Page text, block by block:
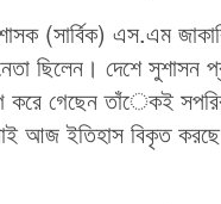
(সার্বিক) এস.এম
ছিলেন। দেশে সুশাসন
গেছেন তাঁেকই
আজ ইতিহাস বিকৃত